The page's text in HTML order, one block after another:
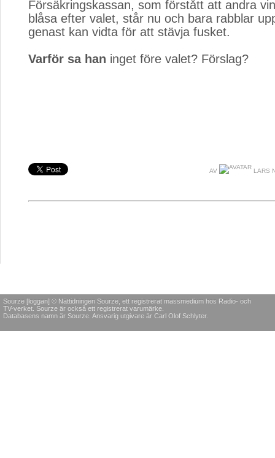
Försäkringskassan, som förstått att andra
blåsa efter valet, står nu och bara rabblar
genast kan vidta för att stävja fusket.
Varför sa han inget före valet? Förslag?
AV LARS
Sourze [loggan] © Nättidningen Sourze, ett registrerat massmedium hos Radio- och
TV-verket. Sourze är också ett registrerat varumärke.
Databasens namn är Sourze. Ansvarig utgivare är Carl Olof Schlyter.